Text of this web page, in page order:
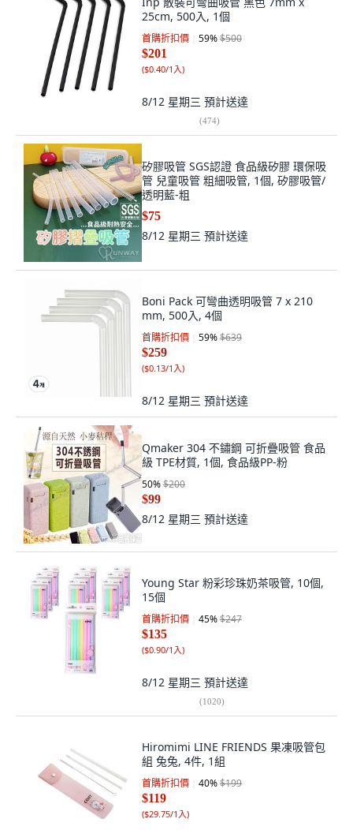
25cm, 500入, 1個
首購折扣價 59%$500
$201
($0.40/1入)
8/12 星期三 預計送達
(474)
矽膠吸管 SGS認證 食品級矽膠 環保吸
管 兒童吸管 粗細吸管, 1個, 矽膠吸管/
透明藍-粗
$75
8/12 星期三 預計送達
Boni Pack 可彎曲透明吸管 7 x 210
mm, 500入, 4個
首購折扣價 59%$639
$259
($0.13/1入)
8/12 星期三 預計送達
Qmaker 304 不鏽鋼 可折疊吸管 食品
級 TPE材質, 1個, 食品級PP-粉
50%$200
$99
8/12 星期三 預計送達
Young Star 粉彩珍珠奶茶吸管, 10個,
15個
首購折扣價 45%$247
$135
($0.90/1入)
8/12 星期三 預計送達
(1020)
Hiromimi LINE FRIENDS 果凍吸管包
組 兔兔, 4件, 1組
首購折扣價 40%$199
$119
($29.75/1入)